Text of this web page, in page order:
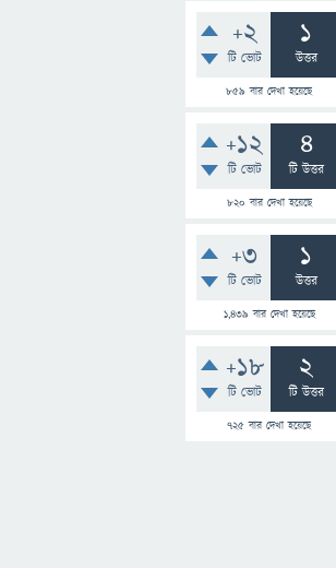
+2
টি ভোট
1
উত্তর
859 বার দেখা হয়েছে
+12
টি ভোট
4
টি উত্তর
820 বার দেখা হয়েছে
+3
টি ভোট
1
উত্তর
1,439 বার দেখা হয়েছে
+18
টি ভোট
2
টি উত্তর
725 বার দেখা হয়েছে